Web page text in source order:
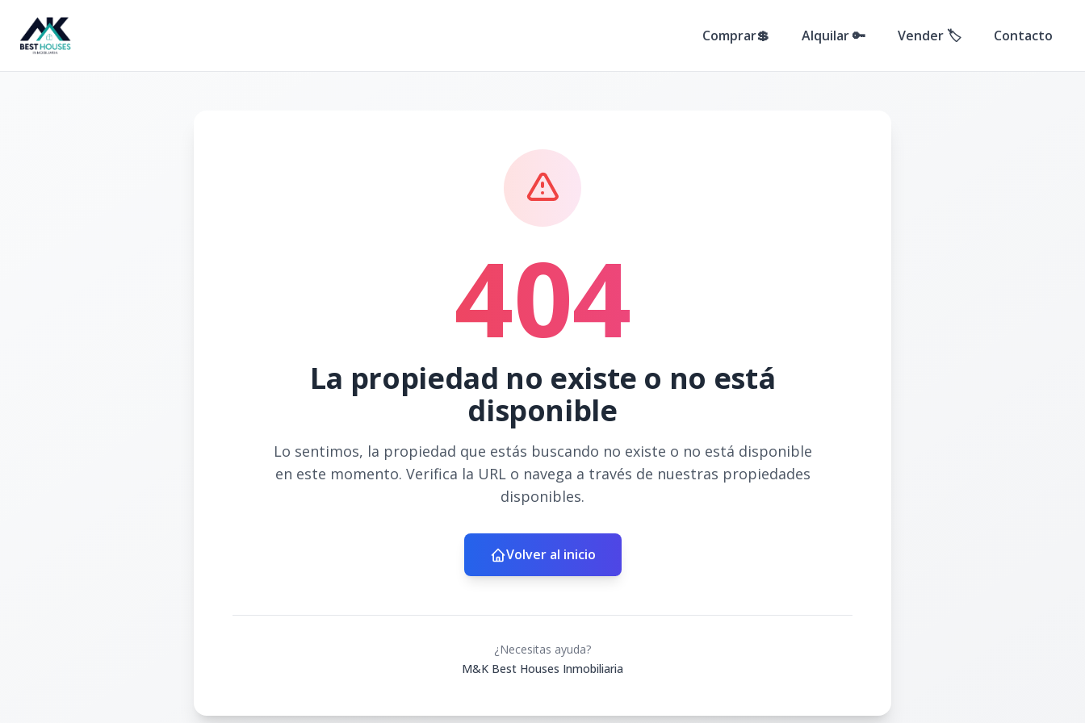
Comprar💲 Alquilar 🔑 Vender 🏷️ Contacto
404
La propiedad no existe o no está
disponible
Lo sentimos, la propiedad que estás buscando no existe o no está disponible
en este momento. Verifica la URL o navega a través de nuestras propiedades
disponibles.
Volver al inicio
¿Necesitas ayuda?
M&K Best Houses Inmobiliaria